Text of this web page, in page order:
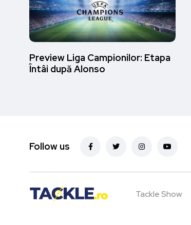
Preview Liga Campionilor: Etapa
Întâi după Alonso
Follow us
Tackle Show